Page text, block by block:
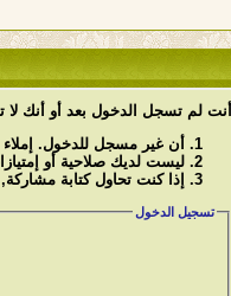
أنت لم تسجل الدخول بعد أو أنك لا
أن غير مسجل للدخول.
ليست لديك صلاحية أو
إذا كنت تحاول كتابة
تسجيل الدخول